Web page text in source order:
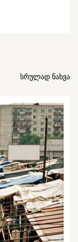
სრულად ნახვა